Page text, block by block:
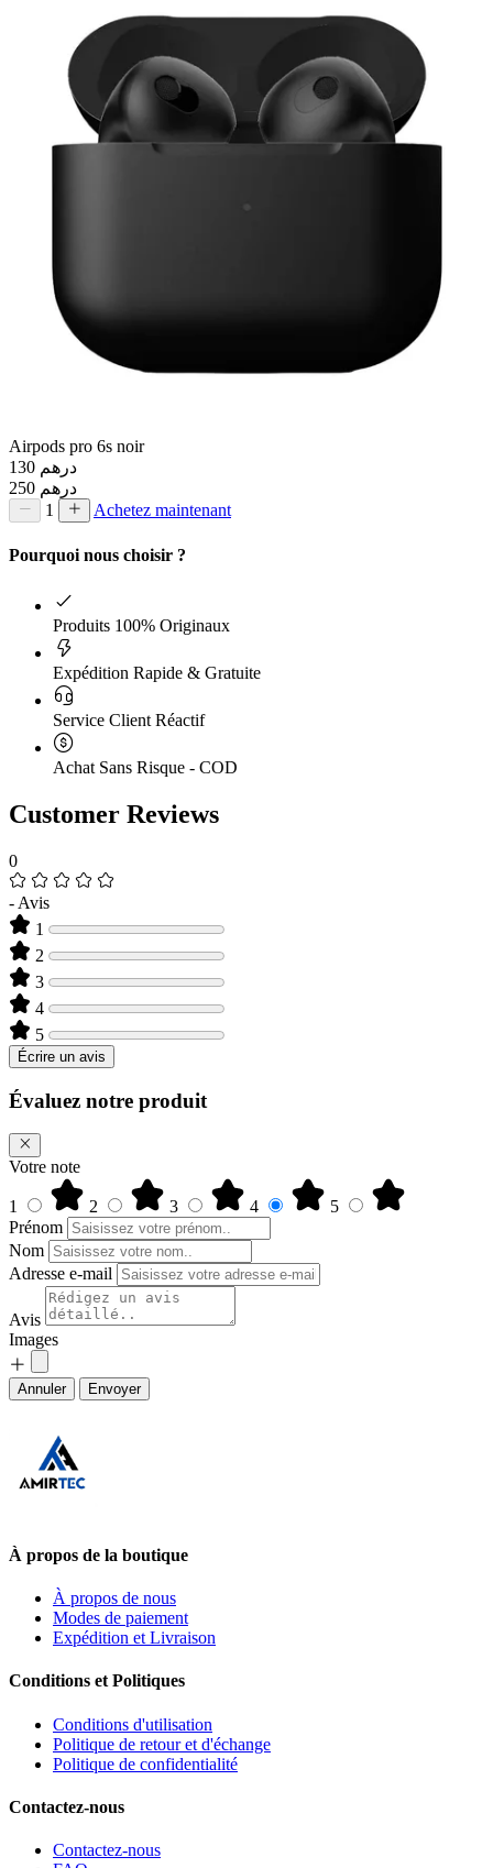
Airpods pro 6s noir
130 درهم
250 درهم
1
Achetez maintenant
Pourquoi nous choisir ?
Produits 100% Originaux
Expédition Rapide & Gratuite
Service Client Réactif
Achat Sans Risque - COD
Customer Reviews
0
- Avis
1
2
3
4
5
Écrire un avis
Évaluez notre produit
Votre note
1 2 3 4
5
Prénom
Nom
Adresse e-mail
Avis
Images
Annuler Envoyer
À propos de la boutique
À propos de nous
Modes de paiement
Expédition et Livraison
Conditions et Politiques
Conditions d'utilisation
Politique de retour et d'échange
Politique de confidentialité
Contactez-nous
Contactez-nous